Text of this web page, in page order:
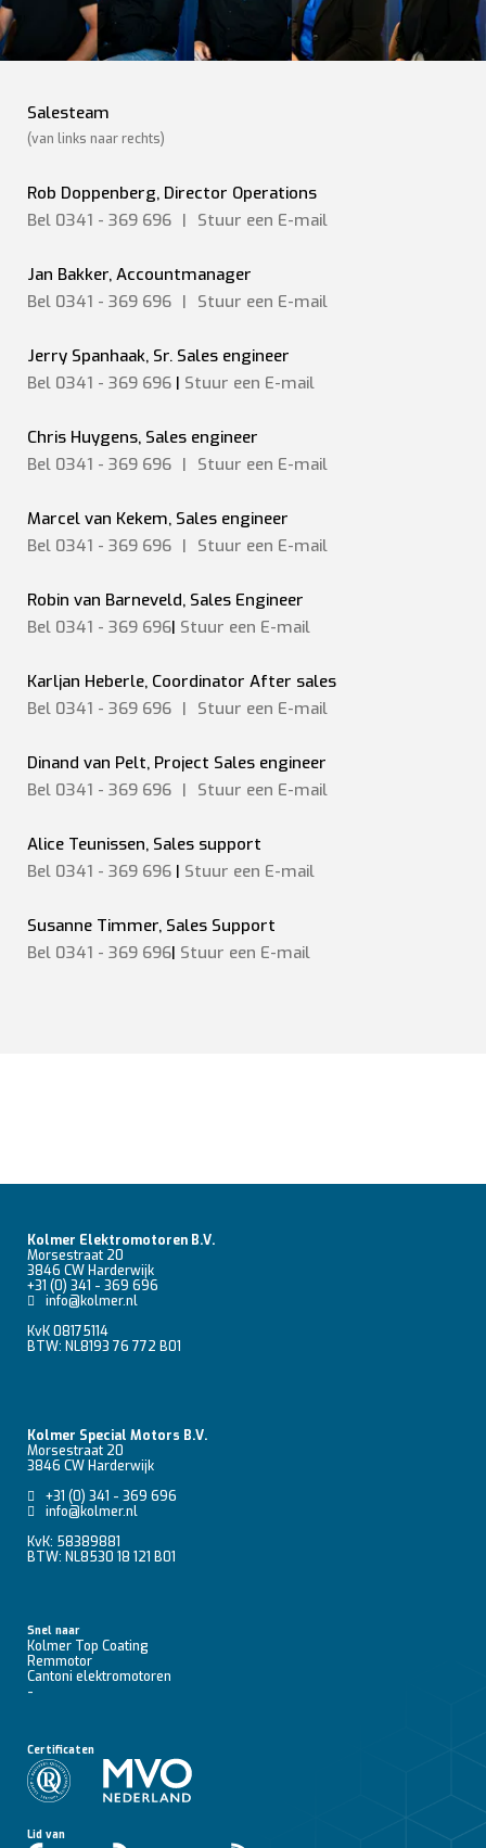
Salesteam
(van links naar rechts)
Rob Doppenberg, Director Operations
Bel 0341 - 369 696 | Stuur een E-mail
Jan Bakker, Accountmanager
Bel 0341 - 369 696 | Stuur een E-mail
Jerry Spanhaak, Sr. Sales engineer
Bel 0341 - 369 696 | Stuur een E-mail
Chris Huygens, Sales engineer
Bel 0341 - 369 696 | Stuur een E-mail
Marcel van Kekem, Sales engineer
Bel 0341 - 369 696 | Stuur een E-mail
Robin van Barneveld, Sales Engineer
Bel 0341 - 369 696| Stuur een E-mail
Karljan Heberle, Coordinator After sales
Bel 0341 - 369 696 | Stuur een E-mail
Dinand van Pelt, Project Sales engineer
Bel 0341 - 369 696 | Stuur een E-mail
Alice Teunissen, Sales support
Bel 0341 - 369 696 | Stuur een E-mail
Susanne Timmer, Sales Support
Bel 0341 - 369 696| Stuur een E-mail
Kolmer Elektromotoren B.V.
Morsestraat 20
3846 CW Harderwijk
+31 (0) 341 - 369 696
info@kolmer.nl
KvK 08175114
BTW: NL8193 76 772 B01
Kolmer Special Motors B.V.
Morsestraat 20
3846 CW Harderwijk
+31 (0) 341 - 369 696
info@kolmer.nl
KvK: 58389881
BTW: NL8530 18 121 B01
Snel naar
Kolmer Top Coating
Remmotor
Cantoni elektromotoren
-
Certificaten
Lid van